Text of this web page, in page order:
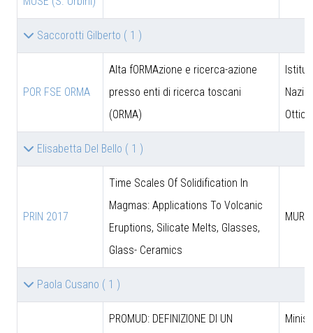
Saccorotti Gilberto ( 1 )
POR FSE ORMA
Alta fORMAzione e ricerca-azione
presso enti di ricerca toscani
(ORMA)
Ottica
Elisabetta Del Bello ( 1 )
PRIN 2017
Time Scales Of Solidification In
Magmas: Applications To Volcanic
Eruptions, Silicate Melts, Glasses,
Glass- Ceramics
MUR
Paola Cusano ( 1 )
PROMUD: DEFINIZIONE DI UN